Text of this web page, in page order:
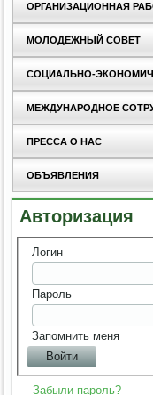
ОРГАНИЗАЦИОННАЯ
МОЛОДЕЖНЫЙ СОВЕТ
СОЦИАЛЬНО-
МЕЖДУНАРОДНОЕ
ПРЕССА О НАС
ОБЪЯВЛЕНИЯ
Авторизация
Логин
Пароль
Запомнить меня
Забыли пароль?